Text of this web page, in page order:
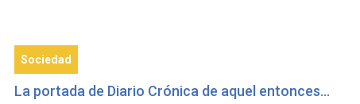
Sociedad
La portada de Diario Crónica de aquel entonces...